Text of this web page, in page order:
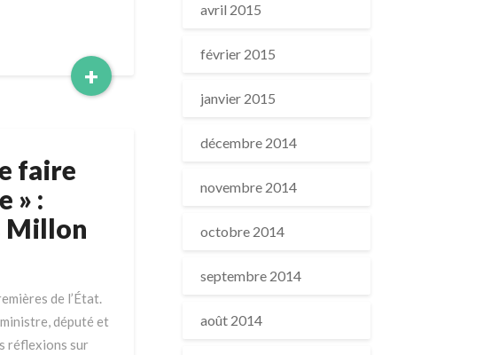
+Read
More
faire
» :
Millon
de l’État.
député et
réflexions sur
avril 2015
février 2015
janvier 2015
décembre 2014
novembre 2014
octobre 2014
septembre 2014
août 2014